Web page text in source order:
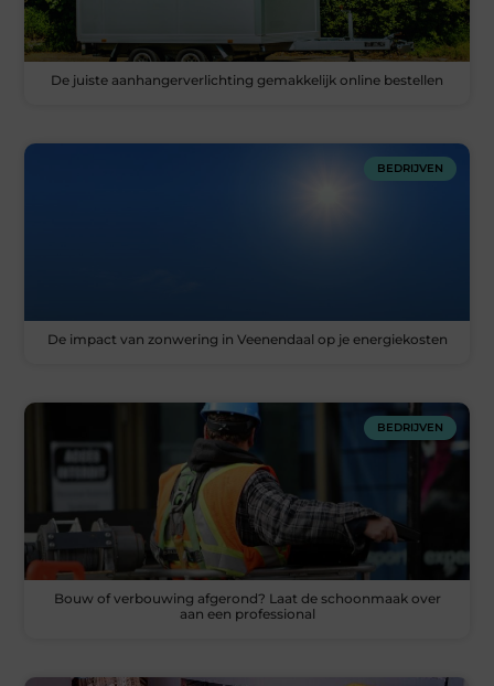
De juiste aanhangerverlichting gemakkelijk online bestellen
BEDRIJVEN
De impact van zonwering in Veenendaal op je energiekosten
BEDRIJVEN
Bouw of verbouwing afgerond? Laat de schoonmaak over
aan een professional